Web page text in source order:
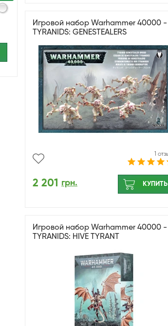
Игровой набор Warhammer 40000 -
TYRANIDS: GENESTEALERS
1
2 201 грн. КУПИТЬ
Игровой набор Warhammer 40000 -
TYRANIDS: HIVE TYRANT